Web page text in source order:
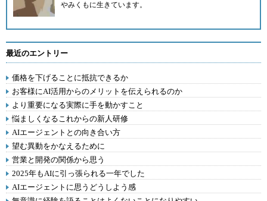
やみくもに生きています。
最近のエントリー
価格を下げることに抵抗できるか
お客様にAI活用からのメリットを伝えられるのか
より重要になる実際に手を動かすこと
悩ましくなるこれからの新人研修
AIエージェントとの向き合い方
望む異動をかなえるために
営業と開発の関係から思う
2025年もAIに引っ張られる一年でした
AIエージェントに思うどうしよう感